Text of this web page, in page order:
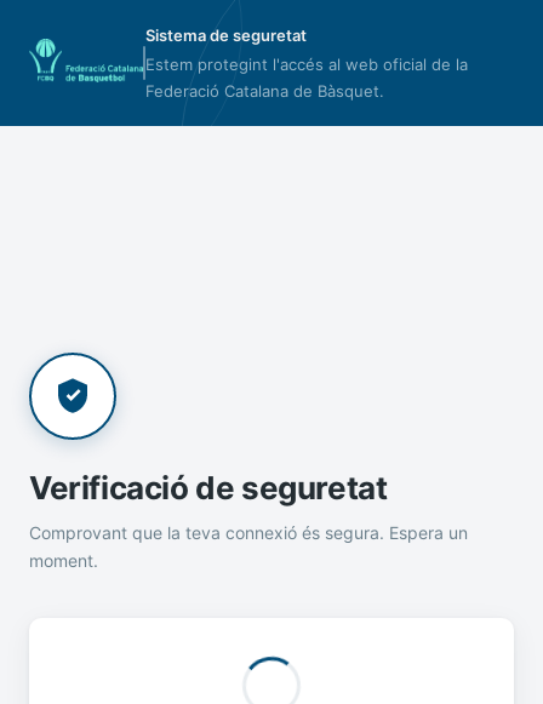
Sistema de seguretat
Estem protegint l'accés al web oficial de la
Federació Catalana de Bàsquet.
Verificació de seguretat
Comprovant que la teva connexió és segura. Espera un
moment.